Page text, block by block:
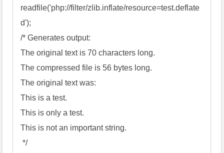
readfile('php://filter/zlib.inflate/resource=test.deflate
d'
/* Generates output:
The original text is 70 characters long.
The compressed file is 56 bytes long.
The original text was:
This is a test.
This is only a test.
This is not an important string.
*/